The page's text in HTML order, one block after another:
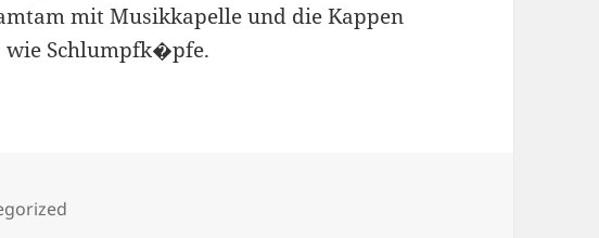
mit Musikkapelle und die Kappen
wie Schlumpfk�pfe.